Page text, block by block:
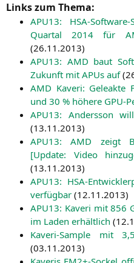
Links zum Thema:
APU13: HSA-
Quar­tal 2014 für
(26.11.2013)
APU13: AMD baut
Zukunft mit APUs auf(
AMD Kaveri: Gele­ak­te
und 30 % höhe­re GPU-
APU13: Anders­son
(13.11.2013)
APU13:AMD zeigt
[Update: Video
(13.11.2013)
APU13: HSA-
ver­füg­bar (12.11.2013)
APU13: Kaveri mit 856
im Laden erhält­lich (
Kaveri-Sam­ple mit
(03.11.2013)